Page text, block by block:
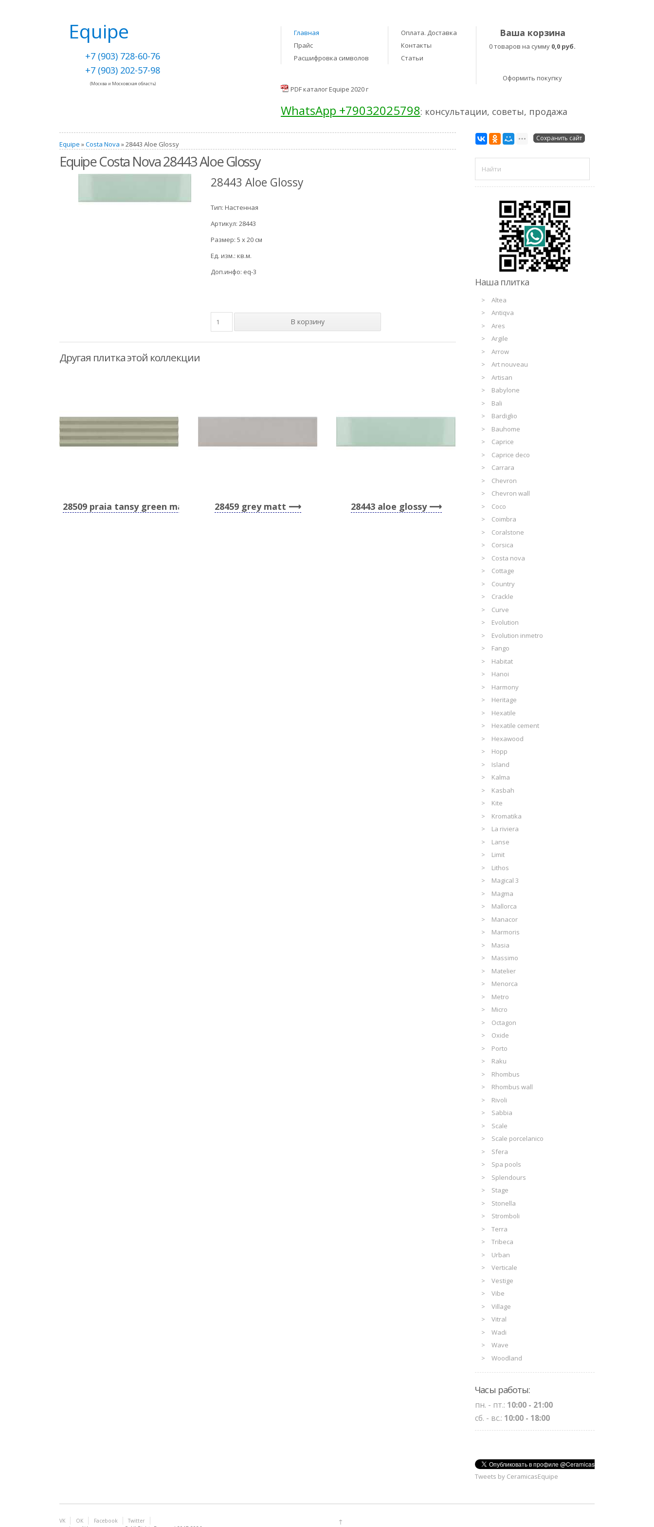
Equipe
+7 (903) 728-60-76
+7 (903) 202-57-98
(Москва и Московская область)
Главная
Прайс
Расшифровка символов
Оплата. Доставка
Контакты
Статьи
Ваша корзина
0 товаров на сумму 0,0 руб.
Оформить покупку
PDF каталог Equipe 2020 г
WhatsApp +79032025798: консультации, советы, продажа
Equipe »Costa Nova » 28443 Aloe Glossy
Equipe Costa Nova 28443 Aloe Glossy
28443 Aloe Glossy
Тип: Настенная
Артикул: 28443
Размер: 5 x 20 см
Ед. изм.: кв.м.
Доп.инфо: eq-3
Другая плитка этой коллекции
28509 praia tansy green matt 28459 grey matt 28443 aloe glossy
Сохранить сайт
Наша плитка
Altea
Antiqva
Ares
Argile
Arrow
Art nouveau
Artisan
Babylone
Bali
Bardiglio
Bauhome
Caprice
Caprice deco
Carrara
Chevron
Chevron wall
Coco
Coimbra
Coralstone
Corsica
Costa nova
Cottage
Country
Crackle
Curve
Evolution
Evolution inmetro
Fango
Habitat
Hanoi
Harmony
Heritage
Hexatile
Hexatile cement
Hexawood
Hopp
Island
Kalma
Kasbah
Kite
Kromatika
La riviera
Lanse
Limit
Lithos
Magical 3
Magma
Mallorca
Manacor
Marmoris
Masia
Massimo
Matelier
Menorca
Metro
Micro
Octagon
Oxide
Porto
Raku
Rhombus
Rhombus wall
Rivoli
Sabbia
Scale
Scale porcelanico
Sfera
Spa pools
Splendours
Stage
Stonella
Stromboli
Terra
Tribeca
Urban
Verticale
Vestige
Vibe
Village
Vitral
Wadi
Wave
Woodland
Часы работы:
пн. - пт.: 10:00 - 21:00
сб. - вс.: 10:00 - 18:00
Tweets by CeramicasEquipe
VK ОК Facebook
Twitter
↑